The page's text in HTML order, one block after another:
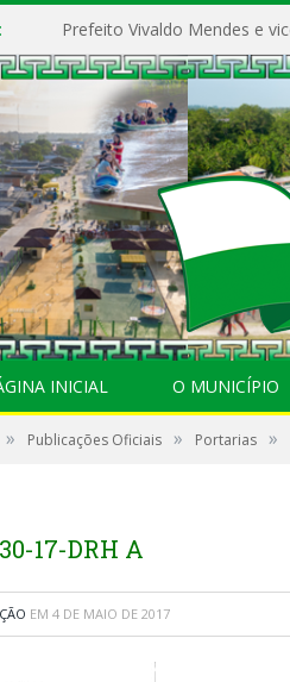
INICIAL O MUNICÍPIO
» Publicações Oficiais » Portarias »
17-DRH A
EM 4 DE MAIO DE 2017